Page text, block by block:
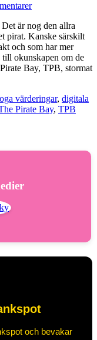
är nog den allra
pirat. Kanske särskilt
och som har mer
till okunskapen om de
Bay, TPB, stormat
värderingar, digitala
Pirate Bay, TPB
och bevakar